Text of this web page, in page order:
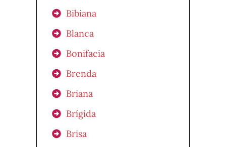
Bibiana
Blanca
Bonifacia
Brenda
Briana
Brígida
Brisa